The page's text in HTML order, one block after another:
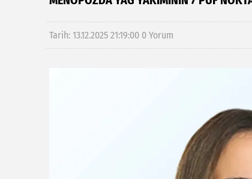
Tarih: 13.12.2025 21:19:00 0 Yorum